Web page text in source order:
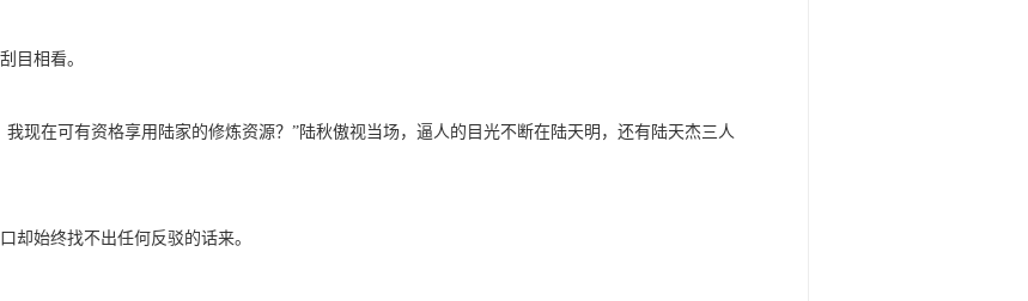
目相看。
现在可有资格享用陆家的修炼资源？”陆秋傲视当场，逼人的目光不断在陆天明，还有陆天杰三人
却始终找不出任何反驳的话来。